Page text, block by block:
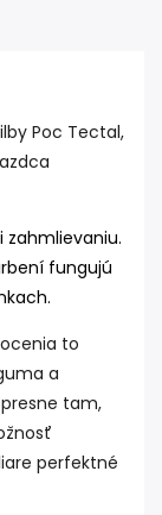
Poc Tectal,
zahmlievaniu.
fungujú
to
a
tam,
perfektné